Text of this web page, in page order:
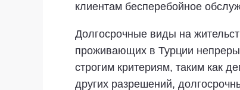
клиентам бесперебойное
Долгосрочные виды на
проживающих в Турции
строгим критериям, таким как
других разрешений,